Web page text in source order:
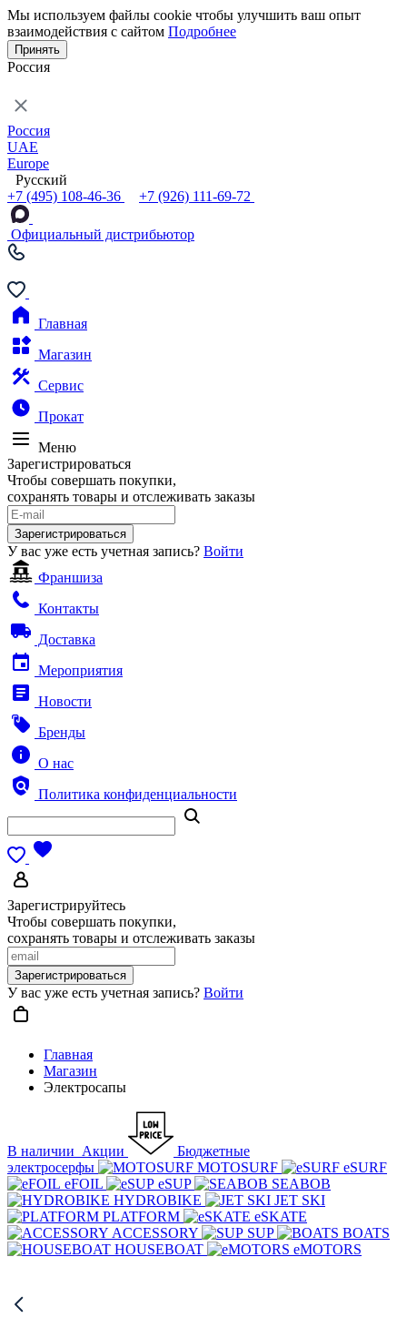
Мы используем файлы cookie чтобы улучшить ваш опыт
взаимодействия с сайтом Подробнее
Принять
Россия
Россия
UAE
Europe
Русский
+7 (495) 108-46-36
+7 (926) 111-69-72
Официальный дистрибьютор
Главная
Магазин
Сервис
Прокат
Меню
Зарегистрироваться
Чтобы совершать покупки,
сохранять товары и отслеживать заказы
Зарегистрироваться
У вас уже есть учетная запись? Войти
Франшиза
Контакты
Доставка
Мероприятия
Новости
Бренды
О нас
Политика конфиденциальности
Зарегистрируйтесь
Чтобы совершать покупки,
сохранять товары и отслеживать заказы
Зарегистрироваться
У вас уже есть учетная запись? Войти
Главная
Магазин
Электросапы
В наличии Акции
Бюджетные
электросерфы
MOTOSURF
eSURF
eFOIL
eSUP
SEABOB
HYDROBIKE
JET SKI
PLATFORM
eSKATE
ACCESSORY
SUP
BOATS
HOUSEBOAT
eMOTORS